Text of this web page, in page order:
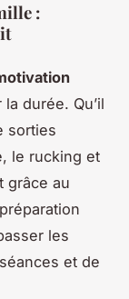
:
durée. Qu’il
sorties
le rucking et
grâce au
les
et de